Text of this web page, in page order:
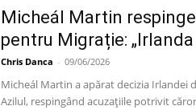
Micheál Martin
pentru Migrație:
Chris Danca - 09/06/2026
Micheál Martin a apărat decizia Irlandei
Azilul, respingând acuzațiile potrivit